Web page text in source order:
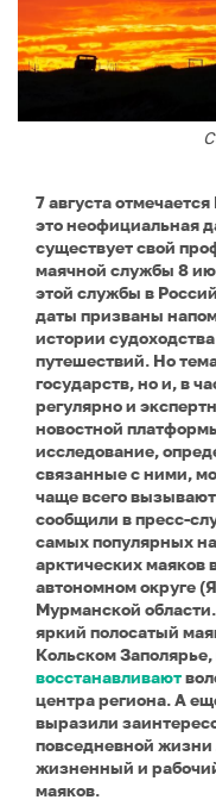
7 августа
это неофициальная
существует свой
маячной службы 8
этой службы в
даты призваны
истории
путешествий. Но
государств, но и, в
регулярно и
новостной
исследование,
связанные с ними,
чаще всего
сообщили в пресс-
самых популярных
арктических
автономном округе
Мурманской
яркий полосатый
Кольском
восстанавливают
центра региона. А
выразили
повседневной
жизненный и
маяков.